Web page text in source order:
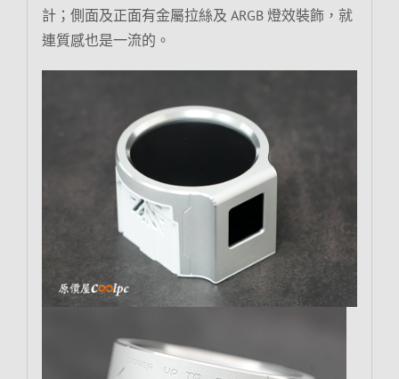
計；側面及正面有金屬拉絲及 ARGB 燈效裝飾，就
連質感也是一流的。